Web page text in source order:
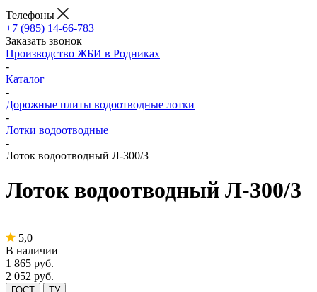
Телефоны
+7 (985) 14-66-783
Заказать звонок
Производство ЖБИ в Родниках
-
Каталог
-
Дорожные плиты водоотводные лотки
-
Лотки водоотводные
-
Лоток водоотводный Л-300/3
Лоток водоотводный Л-300/3
5,0
В наличии
1 865 руб.
2 052 руб.